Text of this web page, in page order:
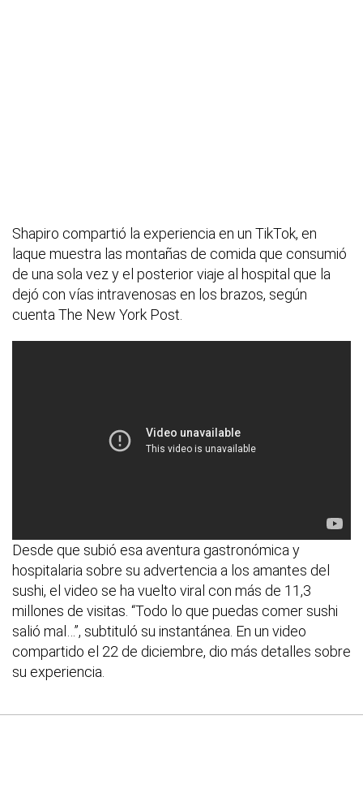
Shapiro compartió la experiencia en un TikTok, en
laque muestra las montañas de comida que consumió
de una sola vez y el posterior viaje al hospital que la
dejó con vías intravenosas en los brazos, según
cuenta The New York Post.
Desde que subió esa aventura gastronómica y
hospitalaria sobre su advertencia a los amantes del
sushi, el video se ha vuelto viral con más de 11,3
millones de visitas. “Todo lo que puedas comer sushi
salió mal…”, subtituló su instantánea. En un video
compartido el 22 de diciembre, dio más detalles sobre
su experiencia.